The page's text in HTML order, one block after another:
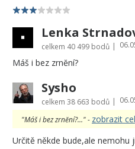
Lenka
celkem 40 499 bodů |
Máš i bez zrnĕní?
Sysho
celkem 38 663 bodů |
"Máš i bez zrnĕní?..." - zobrazit
Určitě někde bude,ale nemohu